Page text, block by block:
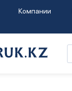
Компании